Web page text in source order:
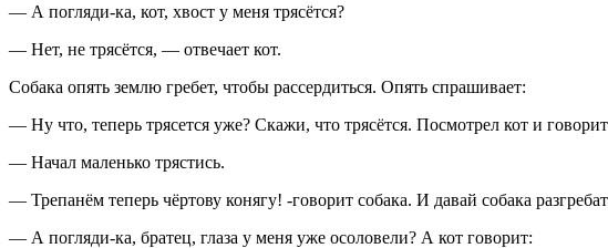
— А погляди-ка, кот, хвост у меня трясётся?
— Нет, не трясётся, — отвечает кот.
Собака опять землю гребет, чтобы рассердиться. Опять спрашивает:
— Ну что, теперь трясется уже? Скажи, что трясётся. Посмотрел кот и
— Начал маленько трястись.
— Трепанём теперь чёртову конягу! -говорит собака. И давай собака
— А погляди-ка, братец, глаза у меня уже осоловели? А кот говорит: